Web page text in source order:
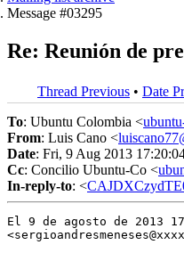
Message #03295
Re: Reunión de
Thread Previous • Date
To: Ubuntu Colombia <
From: Luis Cano <
Date: Fri, 9 Aug 2013
Cc: Concilio Ubuntu-Co <
In-reply-to: <
El 9 de agosto de 2013